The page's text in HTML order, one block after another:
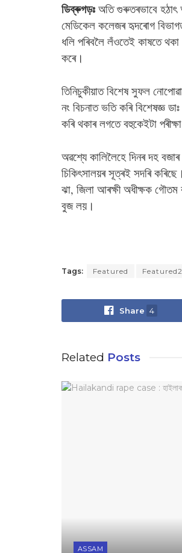
ডিব্ৰুগড়ঃ অতি গুৰুতৰভাবে হঠাৎ
মেডিকেল কলেজৰ হৃদৰোগ
ধলি পৰিবলৈ লঁওতেই কাষতে থকা
কৰে।
তিনিচুকীয়াত বিশেষ সুফল
নং বিচনাত ভতি কৰি বিশেষজ্ঞ
কৰি থকাৰ লগতে বহুকেইটা
অৱশ্যে কালিলৈহে দিনৰ দহ
চিকিৎসালয়ৰ সূত্ৰই সদৰি
ঝা, জিলা আৰক্ষী অধীক্ষক গৌতম
বুজ লয়।
Tags: Featured Featured2
Share 4
Related Posts
ASSAM